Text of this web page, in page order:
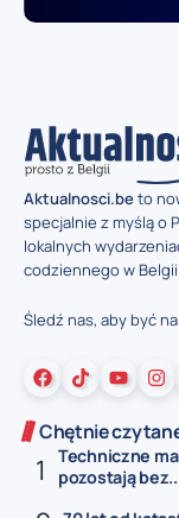
Aktualnosci.beto
specjalnie z myślą o
lokalnych
codziennego w
Śledź nas, aby być
Chętnie
Techniczne
pozostają